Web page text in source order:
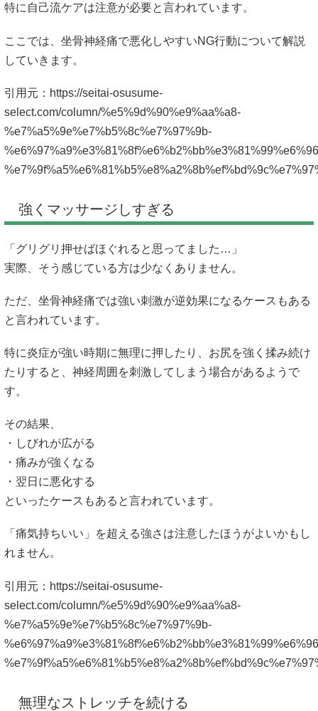
特に自己流ケアは注意が必要と言われています。
ここでは、坐骨神経痛で悪化しやすいNG行動について解説
していきます。
引用元： https://seitai-osusume-
select.com/column/%e5%9d%90%e9%aa%a8-
%e7%a5%9e%e7%b5%8c%e7%97%9b-
強くマッサージしすぎる
「グリグリ押せばほぐれると思ってました…」
実際、そう感じている方は少なくありません。
ただ、坐骨神経痛では強い刺激が逆効果になるケースもある
と言われています。
特に炎症が強い時期に無理に押したり、お尻を強く揉み続け
たりすると、神経周囲を刺激してしまう場合があるようで
す。
その結果、
・しびれが広がる
・痛みが強くなる
・翌日に悪化する
といったケースもあると言われています。
「痛気持ちいい」を超える強さは注意したほうがよいかもし
れません。
引用元： https://seitai-osusume-
select.com/column/%e5%9d%90%e9%aa%a8-
%e7%a5%9e%e7%b5%8c%e7%97%9b-
無理なストレッチを続ける